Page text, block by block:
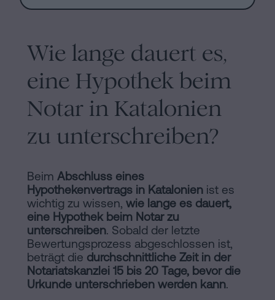
Wie lange dauert es,
eine Hypothek beim
Notar in Katalonien
zu unterschreiben?
Beim Abschluss eines
Hypothekenvertrags in Katalonien ist es
wichtig zu wissen, wie lange es dauert,
eine Hypothek beim Notar zu
unterschreiben. Sobald der letzte
Bewertungsprozess abgeschlossen ist,
beträgt die durchschnittliche Zeit in der
Notariatskanzlei 15 bis 20 Tage, bevor die
Urkunde unterschrieben werden kann.